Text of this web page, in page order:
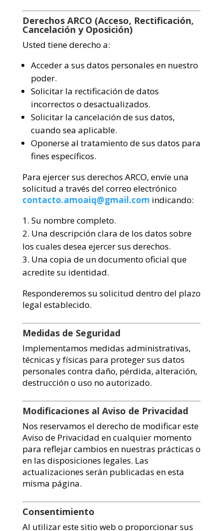
Derechos ARCO (Acceso, Rectificación,
Cancelación y Oposición)
Usted tiene derecho a:
Acceder a sus datos personales en nuestro
poder.
Solicitar la rectificación de datos
incorrectos o desactualizados.
Solicitar la cancelación de sus datos,
cuando sea aplicable.
Oponerse al tratamiento de sus datos para
fines específicos.
Para ejercer sus derechos ARCO, envíe una
solicitud a través del correo electrónico
contacto.amoaiq@gmail.com indicando:
Su nombre completo.
Una descripción clara de los datos sobre
los cuales desea ejercer sus derechos.
Una copia de un documento oficial que
acredite su identidad.
Responderemos su solicitud dentro del plazo
legal establecido.
Medidas de Seguridad
Implementamos medidas administrativas,
técnicas y físicas para proteger sus datos
personales contra daño, pérdida, alteración,
destrucción o uso no autorizado.
Modificaciones al Aviso de Privacidad
Nos reservamos el derecho de modificar este
Aviso de Privacidad en cualquier momento
para reflejar cambios en nuestras prácticas o
en las disposiciones legales. Las
actualizaciones serán publicadas en esta
misma página.
Consentimiento
Al utilizar este sitio web o proporcionar sus